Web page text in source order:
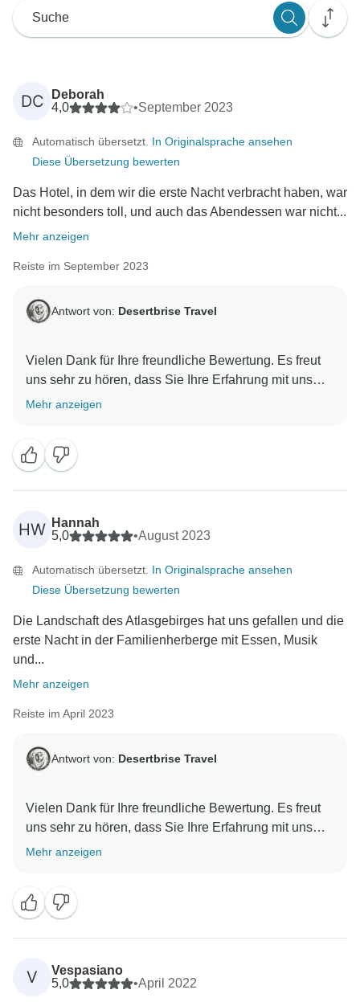
DC
Deborah
4,0
•September 2023
Automatisch übersetzt. In Originalsprache ansehen
Diese Übersetzung bewerten
Das Hotel, in dem wir die erste Nacht verbracht haben, war
nicht besonders toll, und auch das Abendessen war nicht...
Mehr anzeigen
Reiste im September 2023
Antwort von: Desertbrise Travel
Vielen Dank für Ihre freundliche Bewertung. Es freut
uns sehr zu hören, dass Sie Ihre Erfahrung mit uns
genossen haben. Es war uns eine Freude, Ihre Reise
Mehr anzeigen
HW Hannah
5,0
•August 2023
Automatisch übersetzt. In Originalsprache ansehen
Diese Übersetzung bewerten
Die Landschaft des Atlasgebirges hat uns gefallen und die
erste Nacht in der Familienherberge mit Essen, Musik
und...
Mehr anzeigen
Reiste im April 2023
Antwort von: Desertbrise Travel
Vielen Dank für Ihre freundliche Bewertung. Es freut
uns sehr zu hören, dass Sie Ihre Erfahrung mit uns
genossen haben. Es war uns eine Freude, Ihre Reise
Mehr anzeigen
V
Vespasiano
5,0
•April 2022